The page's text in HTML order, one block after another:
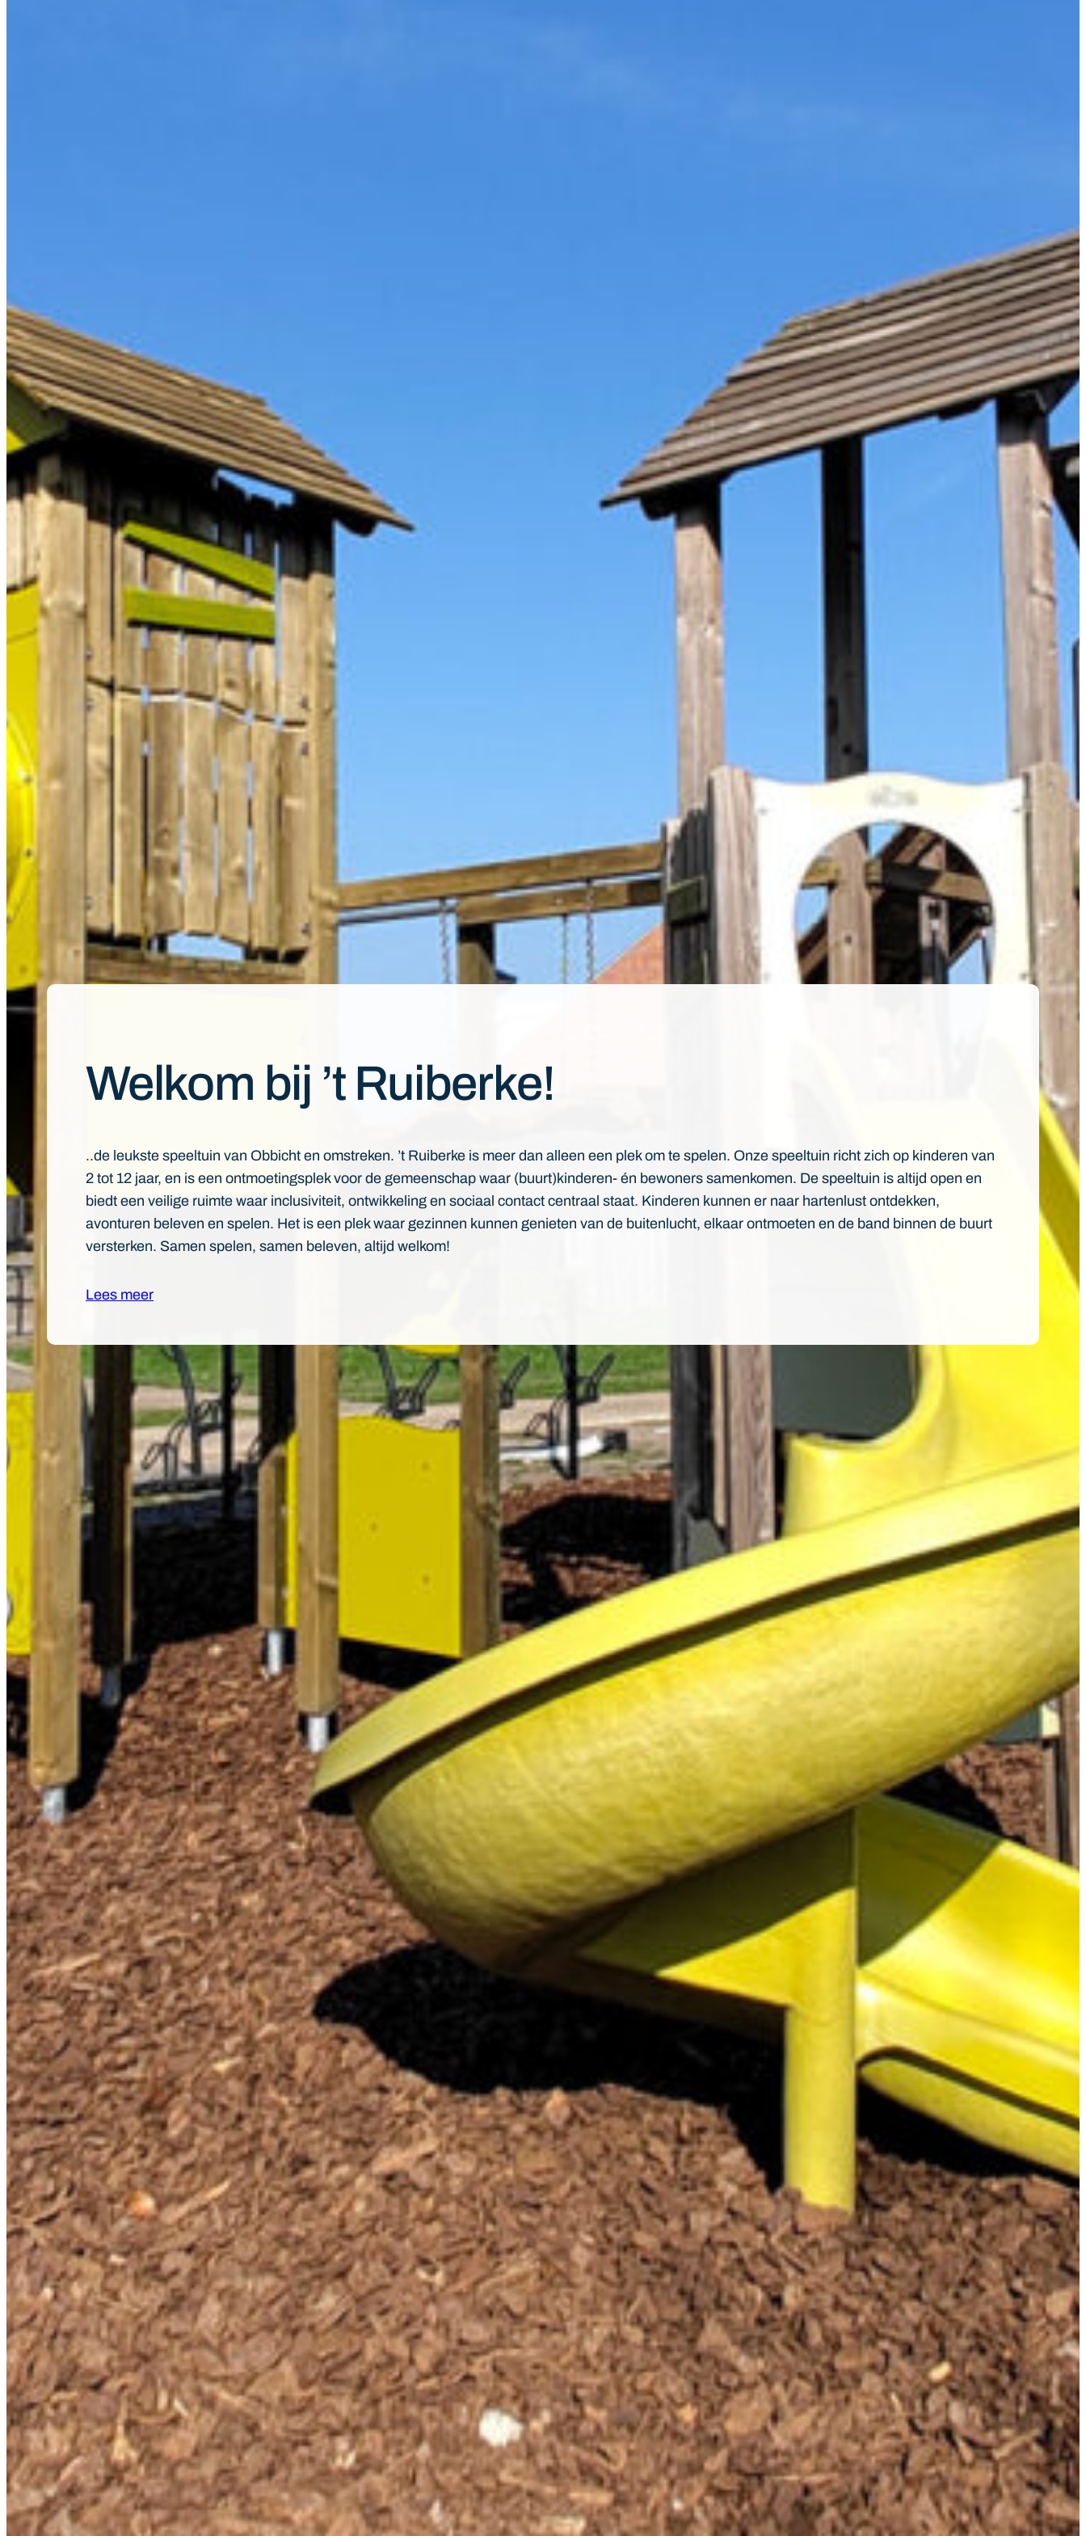
Welkom bij ’t Ruiberke!
..de leukste speeltuin van Obbicht en omstreken. ’t Ruiberke is meer dan alleen een plek om te spelen. Onze speeltuin richt zich op kinderen van
2 tot 12 jaar, en is een ontmoetingsplek voor de gemeenschap waar (buurt)kinderen- én bewoners samenkomen. De speeltuin is altijd open en
biedt een veilige ruimte waar inclusiviteit, ontwikkeling en sociaal contact centraal staat. Kinderen kunnen er naar hartenlust ontdekken,
avonturen beleven en spelen. Het is een plek waar gezinnen kunnen genieten van de buitenlucht, elkaar ontmoeten en de band binnen de buurt
versterken. Samen spelen, samen beleven, altijd welkom!
Lees meer